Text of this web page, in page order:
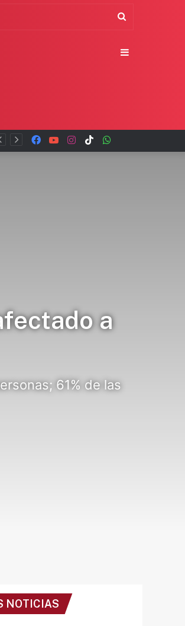
TikTok
Instagram
YouTube
Facebook
Buscar
Sidebar
a
61% de las
NOTICIAS